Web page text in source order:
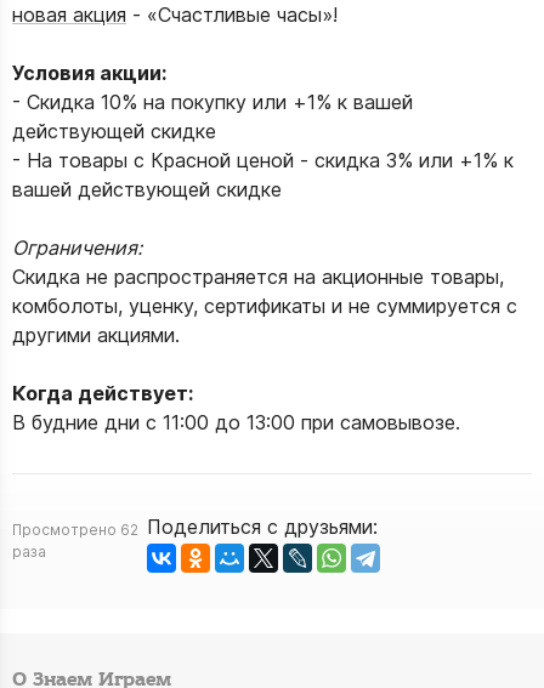
новая акция - «Счастливые часы»!
Условия акции:
- Скидка 10% на покупку или +1% к вашей
действующей скидке
- На товары с Красной ценой - скидка 3% или +1% к
вашей действующей скидке
Ограничения:
Скидка не распространяется на акционные товары,
комболоты, уценку, сертификаты и не суммируется с
другими акциями.
Когда действует:
В будние дни с 11:00 до 13:00 при самовывозе.
Просмотрено 62
раза
Поделиться с друзьями:
О Знаем Играем